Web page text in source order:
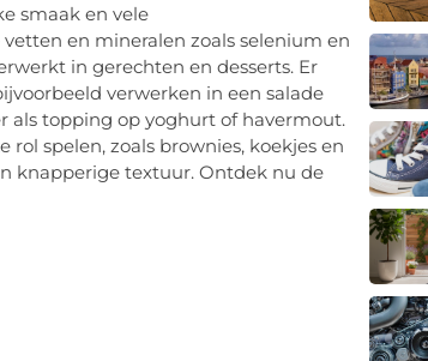
smaak en vele
en mineralen zoals selenium en
in gerechten en desserts. Er
verwerken in een salade
als topping op yoghurt of havermout.
spelen, zoals brownies, koekjes en
knapperige textuur. Ontdek nu de